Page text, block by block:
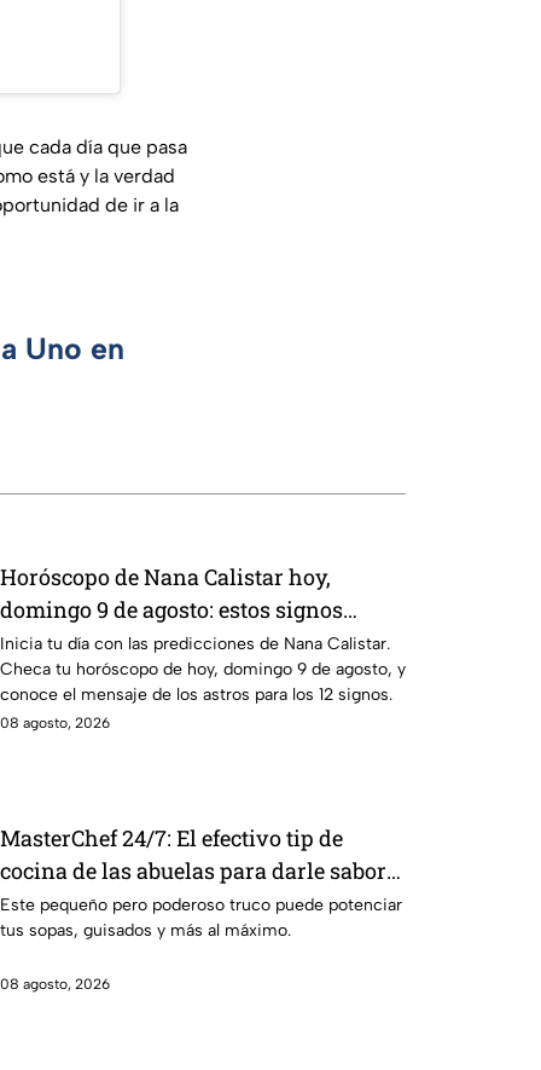
cada día que pasa
está y la verdad
de ir a la
Uno en
Horóscopo de Nana Calistar hoy,
domingo 9 de agosto: estos signos
tendrán ingresos extra
Inicia tu día con las predicciones de Nana Calistar.
Checa tu horóscopo de hoy, domingo 9 de agosto, y
conoce el mensaje de los astros para los 12 signos.
08 agosto, 2026
MasterChef 24/7: El efectivo tip de
cocina de las abuelas para darle sabor
extra al caldillo
Este pequeño pero poderoso truco puede potenciar
tus sopas, guisados y más al máximo.
08 agosto, 2026